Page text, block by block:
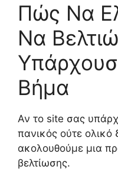
Πώς Να
Να
Βήμα
Αν το site σας
πανικός ούτε
ακολουθούμε μια
βελτίωσης.